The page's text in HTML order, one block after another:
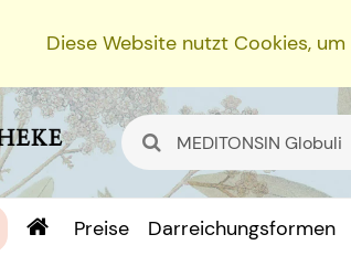
Diese Website nutzt Cookies,
Preise Darreichungsformen